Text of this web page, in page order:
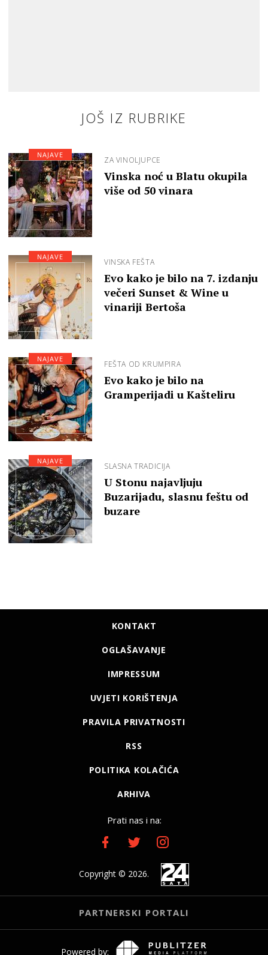
JOŠ IZ RUBRIKE
ZA VINOLJUPCE
Vinska noć u Blatu okupila
više od 50 vinara
NAJAVE
VINSKA FEŠTA
Evo kako je bilo na 7. izdanju
večeri Sunset & Wine u
vinariji Bertoša
NAJAVE
FEŠTA OD KRUMPIRA
Evo kako je bilo na
Gramperijadi u Kašteliru
NAJAVE
SLASNA TRADICIJA
U Stonu najavljuju
Buzarijadu, slasnu feštu od
buzare
NAJAVE
KONTAKT
OGLAŠAVANJE
IMPRESSUM
UVJETI KORIŠTENJA
PRAVILA PRIVATNOSTI
RSS
POLITIKA KOLAČIĆA
ARHIVA
Prati nas i na:
Copyright © 2026.
PARTNERSKI PORTALI
Powered by: